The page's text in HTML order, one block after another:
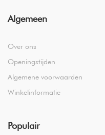
Algemeen
Over ons
Openingstijden
Algemene voorwaarden
Winkelinformatie
Populair